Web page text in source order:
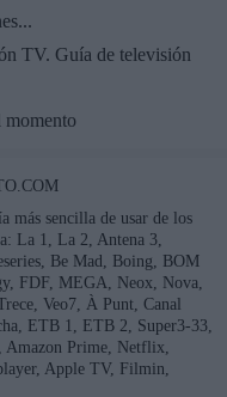
TV. Guía de televisión
más sencilla de usar de los
La 1, La 2, Antena 3,
Be Mad, Boing, BOM
FDF, MEGA, Neox, Nova,
Veo7, À Punt, Canal
ETB 1, ETB 2, Super3-33,
Prime, Netflix,
Apple TV, Filmin,